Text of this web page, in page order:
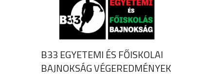
B33 EGYETEMI ÉS FŐISKOLAI
BAJNOKSÁG VÉGEREDMÉNYEK